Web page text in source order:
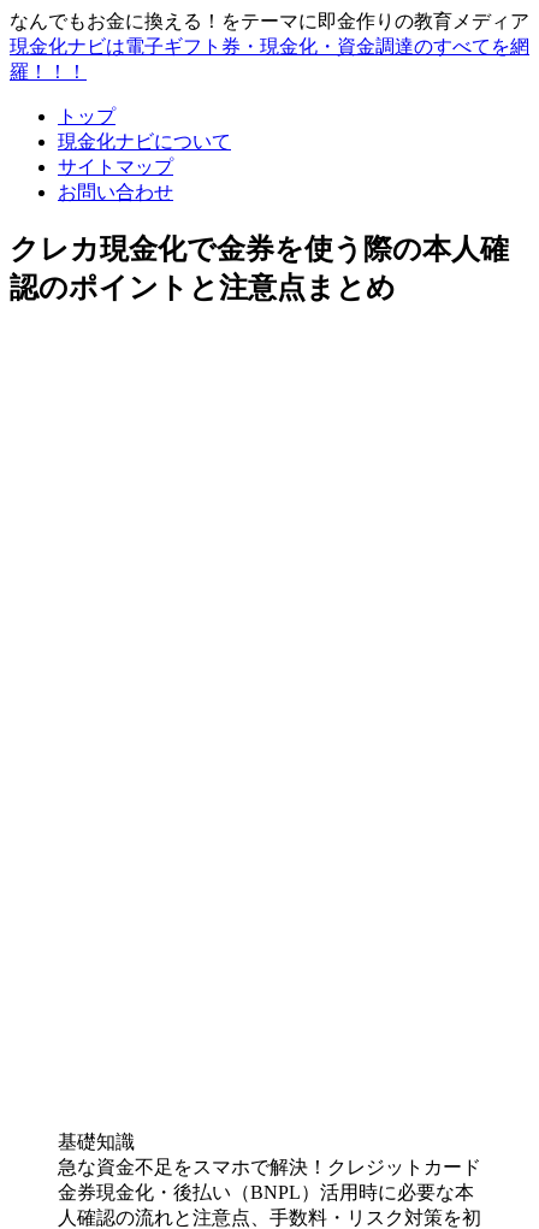
なんでもお金に換える！をテーマに即金作りの教育メディア
現金化ナビは電子ギフト券・現金化・資金調達のすべてを網
羅！！！
トップ
現金化ナビについて
サイトマップ
お問い合わせ
クレカ現金化で金券を使う際の本人確
認のポイントと注意点まとめ
基礎知識
急な資金不足をスマホで解決！クレジットカード
金券現金化・後払い（BNPL）活用時に必要な本
人確認の流れと注意点、手数料・リスク対策を初